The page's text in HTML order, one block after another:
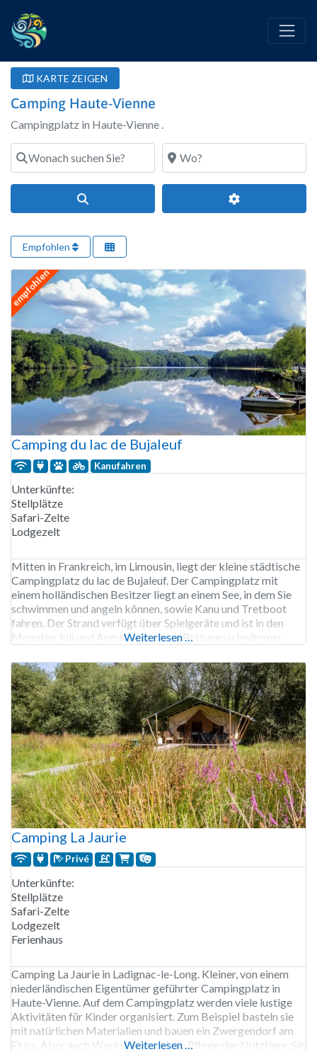
KARTE ZEIGEN
Camping Haute-Vienne
Campingplatz in Haute-Vienne .
Wonach suchen Sie?
Wo?
Erweiterte
Empfohlen
empfohlen
Camping du lac de Bujaleuf
Kanufahren
Unterkünfte:
Stellplätze
Safari-Zelte
Lodgezelt
Mitten in Frankreich, im Limousin, liegt der kleine städtische
Campingplatz du lac de Bujaleuf. Der Campingplatz mit
einem holländischen Besitzer liegt an einem See, in dem Sie
schwimmen und angeln können, sowie Kanu und Tretboot
fahren. Der Strand verfügt über Spielgeräte und ist in den
Monaten Juli und August mit einem Rettungsschwimmer
Weiterlesen …
Camping La Jaurie
Privé
Unterkünfte:
Stellplätze
Safari-Zelte
Lodgezelt
Ferienhaus
Camping La Jaurie in Ladignac-le-Long. Kleiner, von einem
niederländischen Eigentümer geführter Campingplatz in
Haute-Vienne. Auf dem Campingplatz werden viele lustige
Aktivitäten für Kinder organisiert. Zum Beispiel basteln sie
mit natürlichen Materialien und bauen ein Zwergendorf am
Fluss. Aber auch Workshops und die Pflege der Nutztiere. Sie
Weiterlesen …